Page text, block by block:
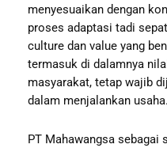
menyesuaikan dengan
proses adaptasi tadi
culture dan value yang
termasuk di dalamnya
masyarakat, tetap wajib
dalam menjalankan usaha.
PT Mahawangsa sebagai